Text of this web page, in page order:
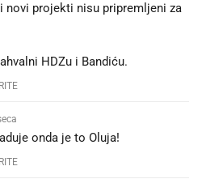
novi projekti nisu pripremljeni za
HDZu i Bandiću.
onda je to Oluja!😃